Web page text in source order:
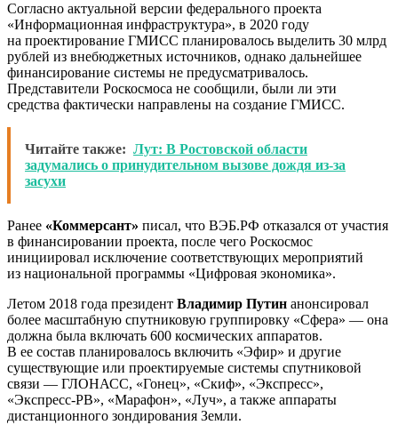
Согласно актуальной версии федерального проекта
«Информационная инфраструктура», в 2020 году
на проектирование ГМИСС планировалось выделить 30 млрд
рублей из внебюджетных источников, однако дальнейшее
финансирование системы не предусматривалось.
Представители Роскосмоса не сообщили, были ли эти
средства фактически направлены на создание ГМИСС.
Читайте также: Лут: В Ростовской области
задумались о принудительном вызове дождя из-за
засухи
Ранее «Коммерсант» писал, что ВЭБ.РФ отказался от участия
в финансировании проекта, после чего Роскосмос
инициировал исключение соответствующих мероприятий
из национальной программы «Цифровая экономика».
Летом 2018 года президент Владимир Путин анонсировал
более масштабную спутниковую группировку «Сфера» — она
должна была включать 600 космических аппаратов.
В ее состав планировалось включить «Эфир» и другие
существующие или проектируемые системы спутниковой
связи — ГЛОНАСС, «Гонец», «Скиф», «Экспресс»,
«Экспресс-РВ», «Марафон», «Луч», а также аппараты
дистанционного зондирования Земли.